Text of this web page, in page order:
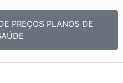
PREÇOS PLANOS DE